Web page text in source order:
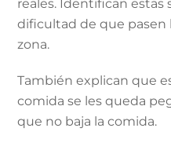
reales. Identifican estas
dificultad de que pasen
zona.
También explican que
comida se les queda
que no baja la comida.